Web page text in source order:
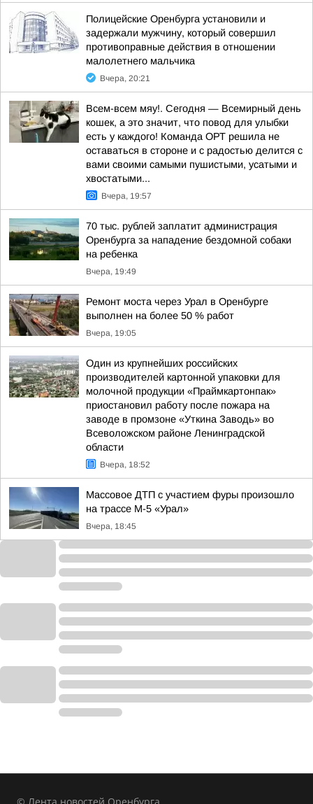
Полицейские Оренбурга установили и
задержали мужчину, который совершил
противоправные действия в отношении
малолетнего мальчика
Вчера, 20:21
Всем-всем мяу!. Сегодня — Всемирный день
кошек, а это значит, что повод для улыбки
есть у каждого! Команда ОРТ решила не
оставаться в стороне и с радостью делится с
вами своими самыми пушистыми, усатыми и
хвостатыми...
Вчера, 19:57
70 тыс. рублей заплатит администрация
Оренбурга за нападение бездомной собаки
на ребенка
Вчера, 19:49
Ремонт моста через Урал в Оренбурге
выполнен на более 50 % работ
Вчера, 19:05
Один из крупнейших российских
производителей картонной упаковки для
молочной продукции «Праймкартонпак»
приостановил работу после пожара на
заводе в промзоне «Уткина Заводь» во
Всеволожском районе Ленинградской
области
Вчера, 18:52
Массовое ДТП с участием фуры произошло
на трассе М-5 «Урал»
Вчера, 18:45